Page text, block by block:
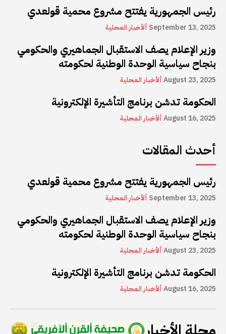
رئيس الجمهورية يفتتح مشروع محمية قولعدي
ألأخبار المحلية September 13, 2025
وزير الإعلام يصف الاستقبال الجماهيري والحكومي
بنجاح سياسية الوحدة الوطنية لحكومته
ألأخبار المحليةAugust 23, 2025
الحكومة تدشن برنامج التأشيرة الإلكترونية
ألأخبار المحليةAugust 16, 2025
أحدث المقالات
رئيس الجمهورية يفتتح مشروع محمية قولعدي
ألأخبار المحلية September 13, 2025
وزير الإعلام يصف الاستقبال الجماهيري والحكومي
بنجاح سياسية الوحدة الوطنية لحكومته
ألأخبار المحليةAugust 23, 2025
الحكومة تدشن برنامج التأشيرة الإلكترونية
ألأخبار المحليةAugust 16, 2025